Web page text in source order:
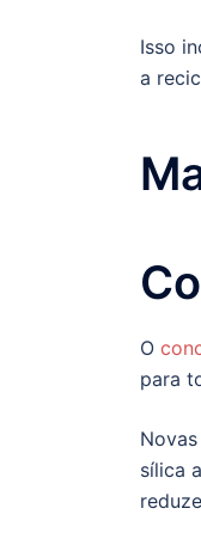
Isso
a
O
para
sílica